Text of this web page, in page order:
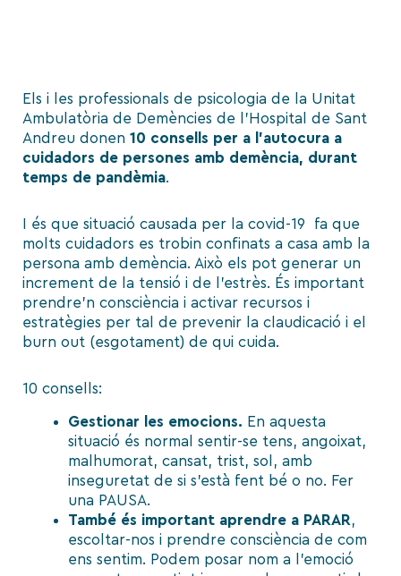
Els i les professionals de psicologia de la Unitat
Ambulatòria de Demències de l’Hospital de Sant
Andreu donen 10 consells per a l’autocura a
cuidadors de persones amb demència, durant
temps de pandèmia.
I és que situació causada per la covid-19 fa que
molts cuidadors es trobin confinats a casa amb la
persona amb demència. Això els pot generar un
increment de la tensió i de l’estrès. És important
prendre’n consciència i activar recursos i
estratègies per tal de prevenir la claudicació i el
burn out (esgotament) de qui cuida.
10 consells:
Gestionar les emocions. En aquesta
situació és normal sentir-se tens, angoixat,
malhumorat, cansat, trist, sol, amb
inseguretat de si s’està fent bé o no. Fer
una PAUSA.
També és important aprendre a PARAR,
escoltar-nos i prendre consciència de com
ens sentim. Podem posar nom a l’emoció